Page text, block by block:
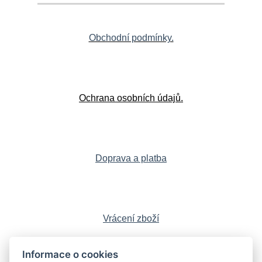
Obchodní podmínky.
Ochrana osobních údajů.
Doprava a platba
Vrácení zboží
Informace o cookies